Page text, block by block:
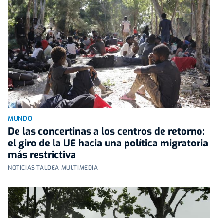
MUNDO
De las concertinas a los centros de retorno:
el giro de la UE hacia una política migratoria
más restrictiva
NOTICIAS TALDEA MULTIMEDIA